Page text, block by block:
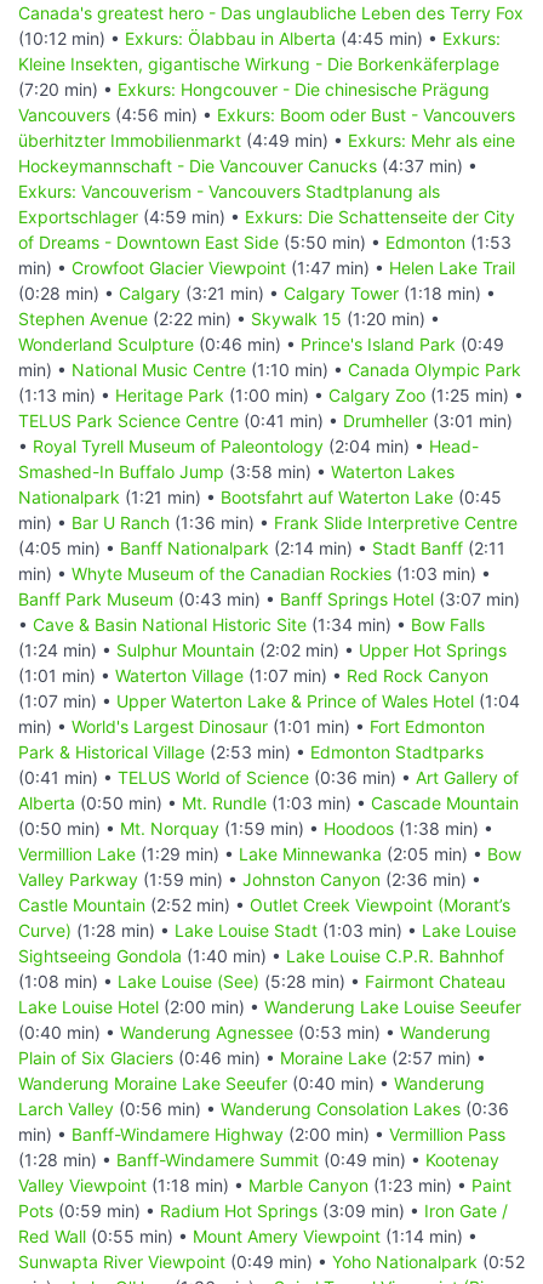
Canada's greatest hero - Das unglaubliche Leben des Terry Fox
(10:12 min) • Exkurs: Ölabbau in Alberta (4:45 min) • Exkurs:
Kleine Insekten, gigantische Wirkung - Die Borkenkäferplage
(7:20 min) • Exkurs: Hongcouver - Die chinesische Prägung
Vancouvers (4:56 min) • Exkurs: Boom oder Bust - Vancouvers
überhitzter Immobilienmarkt (4:49 min) • Exkurs: Mehr als eine
Hockeymannschaft - Die Vancouver Canucks (4:37 min) •
Exkurs: Vancouverism - Vancouvers Stadtplanung als
Exportschlager (4:59 min) • Exkurs: Die Schattenseite der City
of Dreams - Downtown East Side (5:50 min) • Edmonton (1:53
min) • Crowfoot Glacier Viewpoint (1:47 min) • Helen Lake Trail
(0:28 min) • Calgary (3:21 min) • Calgary Tower (1:18 min) •
Stephen Avenue (2:22 min) • Skywalk 15 (1:20 min) •
Wonderland Sculpture (0:46 min) • Prince's Island Park (0:49
min) • National Music Centre (1:10 min) • Canada Olympic Park
(1:13 min) • Heritage Park (1:00 min) • Calgary Zoo (1:25 min) •
TELUS Park Science Centre (0:41 min) • Drumheller (3:01 min)
• Royal Tyrell Museum of Paleontology (2:04 min) • Head-
Smashed-In Buffalo Jump (3:58 min) • Waterton Lakes
Nationalpark (1:21 min) • Bootsfahrt auf Waterton Lake (0:45
min) • Bar U Ranch (1:36 min) • Frank Slide Interpretive Centre
(4:05 min) • Banff Nationalpark (2:14 min) • Stadt Banff (2:11
min) • Whyte Museum of the Canadian Rockies (1:03 min) •
Banff Park Museum (0:43 min) • Banff Springs Hotel (3:07 min)
• Cave & Basin National Historic Site (1:34 min) • Bow Falls
(1:24 min) • Sulphur Mountain (2:02 min) • Upper Hot Springs
(1:01 min) • Waterton Village (1:07 min) • Red Rock Canyon
(1:07 min) • Upper Waterton Lake & Prince of Wales Hotel (1:04
min) • World's Largest Dinosaur (1:01 min) • Fort Edmonton
Park & Historical Village (2:53 min) • Edmonton Stadtparks
(0:41 min) • TELUS World of Science (0:36 min) • Art Gallery of
Alberta (0:50 min) • Mt. Rundle (1:03 min) • Cascade Mountain
(0:50 min) • Mt. Norquay (1:59 min) • Hoodoos (1:38 min) •
Vermillion Lake (1:29 min) • Lake Minnewanka (2:05 min) • Bow
Valley Parkway (1:59 min) • Johnston Canyon (2:36 min) •
Castle Mountain (2:52 min) • Outlet Creek Viewpoint (Morant’s
Curve) (1:28 min) • Lake Louise Stadt (1:03 min) • Lake Louise
Sightseeing Gondola (1:40 min) • Lake Louise C.P.R. Bahnhof
(1:08 min) • Lake Louise (See) (5:28 min) • Fairmont Chateau
Lake Louise Hotel (2:00 min) • Wanderung Lake Louise Seeufer
(0:40 min) • Wanderung Agnessee (0:53 min) • Wanderung
Plain of Six Glaciers (0:46 min) • Moraine Lake (2:57 min) •
Wanderung Moraine Lake Seeufer (0:40 min) • Wanderung
Larch Valley (0:56 min) • Wanderung Consolation Lakes (0:36
min) • Banff-Windamere Highway (2:00 min) • Vermillion Pass
(1:28 min) • Banff-Windamere Summit (0:49 min) • Kootenay
Valley Viewpoint (1:18 min) • Marble Canyon (1:23 min) • Paint
Pots (0:59 min) • Radium Hot Springs (3:09 min) • Iron Gate /
Red Wall (0:55 min) • Mount Amery Viewpoint (1:14 min) •
Sunwapta River Viewpoint (0:49 min) • Yoho Nationalpark (0:52